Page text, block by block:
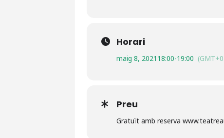
Horari
maig 8, 2021 18:00-19:00
Preu
Gratuït amb reserva